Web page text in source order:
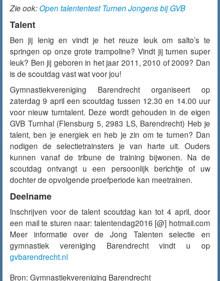
Zie ook:Open talententest Turnen Jongens bij GVB
Talent
Ben jij lenig en vindt je het reuze leuk om salto’s te
springen op onze grote trampoline? Vindt jij turnen super
leuk? Ben jij geboren in het jaar 2011, 2010 of 2009? Dan
is de scoutdag vast wat voor jou!
Gymnastiekvereniging Barendrecht organiseert op
zaterdag 9 april een scoutdag tussen 12.30 en 14.00 uur
voor nieuw turntalent. Deze wordt gehouden in de eigen
GVB Turnhal (Flensburg 5, 2983 LS, Barendrecht) Heb je
talent, ben je energiek en heb je zin om te turnen? Dan
nodigen de selectietrainsters je van harte uit. Ouders
kunnen vanaf de tribune de training bijwonen. Na de
scoutdag ontvangt u een persoonlijk berichtje of uw
dochter de opvolgende proefperiode kan meetrainen.
Deelname
Inschrijven voor de talent scoutdag kan tot 4 april, door
een mail te sturen naar: talentendag2016 [@] hotmail.com
Meer informatie over de Jong Talenten selectie en
gymnastiek vereniging Barendrecht vindt u op
gvbarendrecht.nl
Bron: Gymnastiekvereniging Barendrecht